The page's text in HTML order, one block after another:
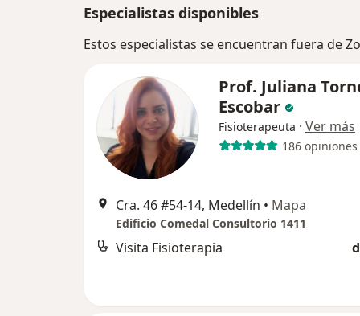
Especialistas disponibles
Estos especialistas se encuentran fuera de
Prof. Juliana
Escobar
Fisioterapeuta · Ver más
186 opiniones
Cra. 46 #54-14, Medellín • Mapa
Edificio Comedal Consultorio 1411
Visita Fisioterapia